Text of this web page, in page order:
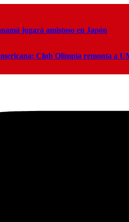
jugará amistoso en Japón
Club Olimpia remonta a